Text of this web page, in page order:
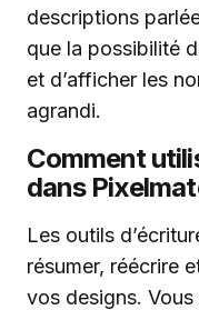
descriptions
que la possibilité
et d’afficher les
agrandi.
Comment
dans
Les outils
résumer, réécrire
vos designs.